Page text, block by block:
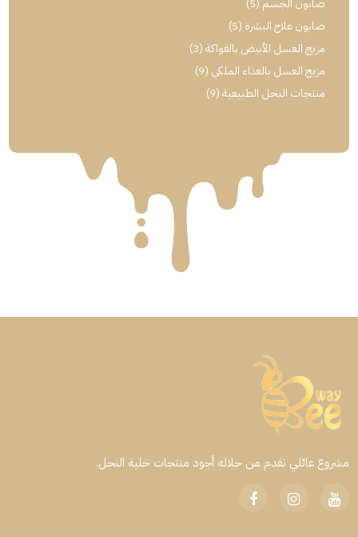
صابون الجسم (5)
صابون علاج البشرة (5)
مزيج العسل الأبيض بالفواكة(3)
مزيج العسل بالغذاء الملكي (9)
منتجات النحل الطبيعية(9)
مشروع عائلي نقدم من خلاله أجود منتجات خلية النحل.